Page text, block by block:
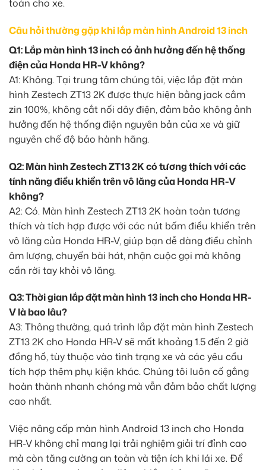
toàn cho xe.
Câu hỏi thường gặp khi lắp màn hình Android 13 inch
Q1: Lắp màn hình 13 inch có ảnh hưởng đến hệ thống
điện của Honda HR-V không?
A1: Không. Tại trung tâm chúng tôi, việc lắp đặt màn
hình Zestech ZT13 2K được thực hiện bằng jack cắm
zin 100%, không cắt nối dây điện, đảm bảo không ảnh
hưởng đến hệ thống điện nguyên bản của xe và giữ
nguyên chế độ bảo hành hãng.
Q2: Màn hình Zestech ZT13 2K có tương thích với các
tính năng điều khiển trên vô lăng của Honda HR-V
không?
A2: Có. Màn hình Zestech ZT13 2K hoàn toàn tương
thích và tích hợp được với các nút bấm điều khiển trên
vô lăng của Honda HR-V, giúp bạn dễ dàng điều chỉnh
âm lượng, chuyển bài hát, nhận cuộc gọi mà không
cần rời tay khỏi vô lăng.
Q3: Thời gian lắp đặt màn hình 13 inch cho Honda HR-
V là bao lâu?
A3: Thông thường, quá trình lắp đặt màn hình Zestech
ZT13 2K cho Honda HR-V sẽ mất khoảng 1.5 đến 2 giờ
đồng hồ, tùy thuộc vào tình trạng xe và các yêu cầu
tích hợp thêm phụ kiện khác. Chúng tôi luôn cố gắng
hoàn thành nhanh chóng mà vẫn đảm bảo chất lượng
cao nhất.
Việc nâng cấp màn hình Android 13 inch cho Honda
HR-V không chỉ mang lại trải nghiệm giải trí đỉnh cao
mà còn tăng cường an toàn và tiện ích khi lái xe. Để